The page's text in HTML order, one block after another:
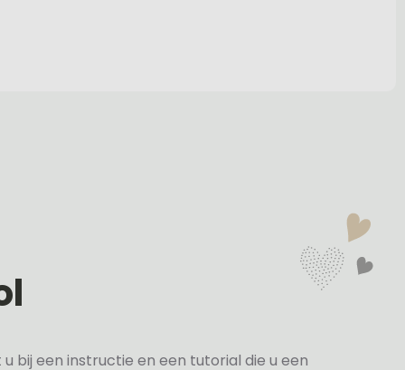
bij een instructie en een tutorial die u een